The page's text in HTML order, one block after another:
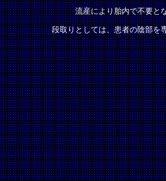
流産により胎内で不要と
段取りとしては、患者の陰部を